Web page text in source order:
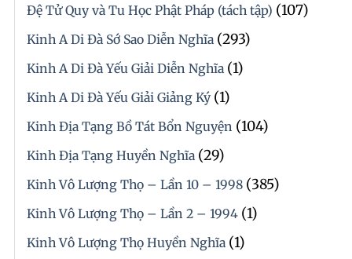
Đệ Tử Quy và Tu Học Phật Pháp (tách tập) (107)
Kinh A Di Đà Sớ Sao Diễn Nghĩa (293)
Kinh A Di Đà Yếu Giải Diễn Nghĩa (1)
Kinh A Di Đà Yếu Giải Giảng Ký(1)
Kinh Địa Tạng Bồ Tát Bổn Nguyện (104)
Kinh Địa Tạng Huyền Nghĩa (29)
Kinh Vô Lượng Thọ – Lần 10 – 1998 (385)
Kinh Vô Lượng Thọ – Lần 2 – 1994 (1)
Kinh Vô Lượng Thọ Huyền Nghĩa (1)